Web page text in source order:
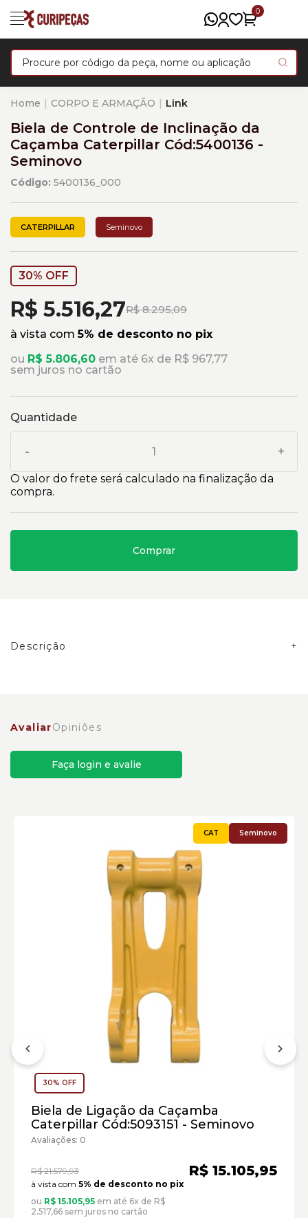
0
Home CORPO E ARMAÇÃO Link
Biela de Controle de Inclinação da
Caçamba Caterpillar Cód:5400136 -
Seminovo
Código: 5400136_000
CATERPILLAR Seminovo
30% OFF
R$ 8.295,09
R$ 5.516,27
à vista com5% de desconto no pix
ou R$ 5.806,60 em até 6x de R$ 967,77
sem juros no cartão
Quantidade
- +
O valor do frete será calculado na finalização da
compra.
Comprar
Descrição
AvaliarOpiniões
Faça login e avalie
Seminovo
30% OFF
Biela de Ligação da Caçamba
Caterpillar Cód:5093151 - Seminovo
Avaliações: 0
R$ 21.579,93 R$ 15.105,95
à vista com 5% de desconto no pix
ou R$ 15.105,95 em até 6x de R$
2.517,66 sem juros no cartão